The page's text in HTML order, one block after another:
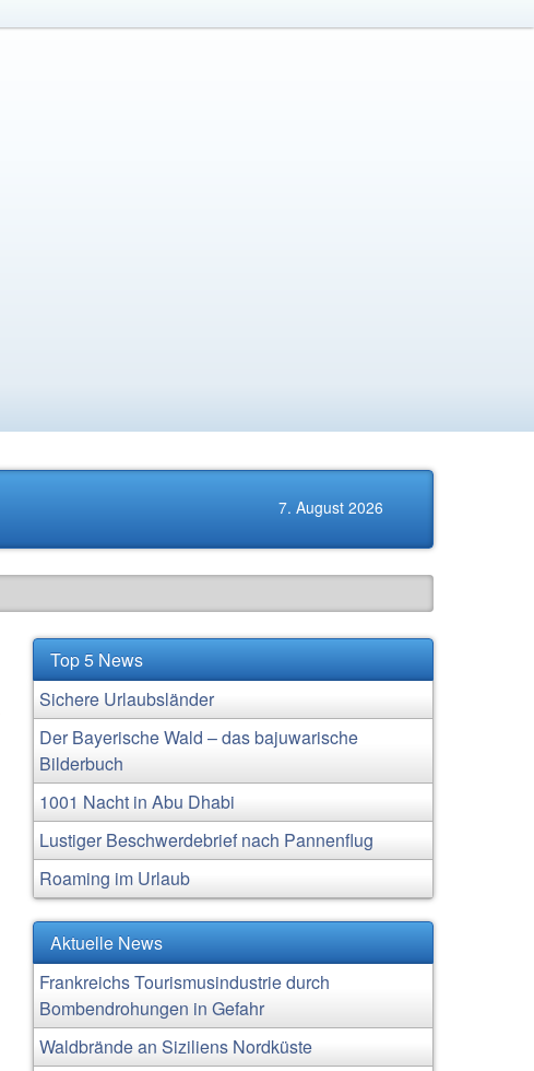
7. August 2026
Top 5 News
Sichere Urlaubsländer
Der Bayerische Wald – das bajuwarische
Bilderbuch
1001 Nacht in Abu Dhabi
Lustiger Beschwerdebrief nach Pannenflug
Roaming im Urlaub
Aktuelle News
Frankreichs Tourismusindustrie durch
Bombendrohungen in Gefahr
Waldbrände an Siziliens Nordküste